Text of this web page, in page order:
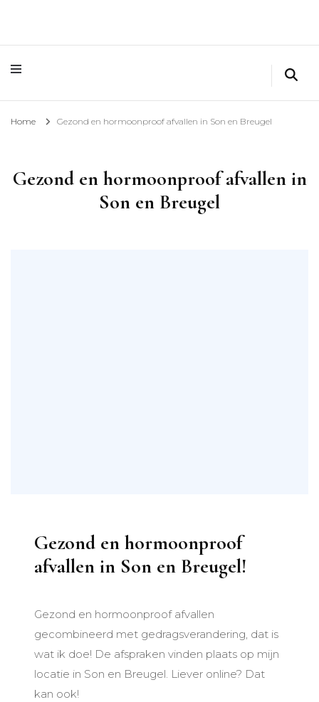
Home Gezond en hormoonproof afvallen in Son en Breugel
Gezond en hormoonproof afvallen in
Son en Breugel
Gezond en hormoonproof
afvallen in Son en Breugel!
Gezond en hormoonproof afvallen
gecombineerd met gedragsverandering, dat is
wat ik doe! De afspraken vinden plaats op mijn
locatie in Son en Breugel. Liever online? Dat
kan ook!